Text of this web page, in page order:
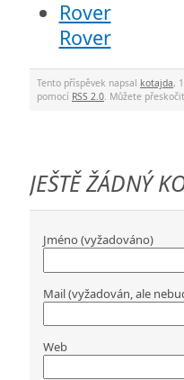
Rover
Tento příspěvek napsal kotajda,
pomocí RSS 2.0. Můžete
JEŠTĚ ŽÁDNÝ
Jméno (vyžadováno)
Mail (vyžadován, ale
Web